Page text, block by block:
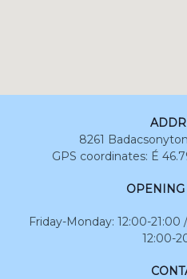
8261
GPS coordinates: É
Friday-Monday: 12:00-
12:00-